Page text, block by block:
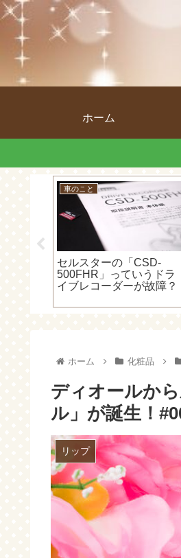
ホーム
キャバクラのようなとこ
楽天カードが「このカー
ドでの購入に失敗しまし
た」ってなる原因と解決
ったら電話してみよー！
ホーム 化粧品
ディオールか
ル」が誕生！
リップ